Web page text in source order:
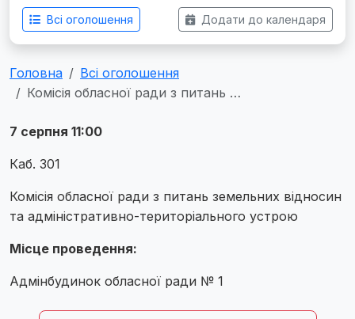
Всі оголошення Додати до календаря
Головна
Всі оголошення
Комісія обласної ради з питань …
7 серпня 11:00
Каб. 301
Комісія обласної ради з питань земельних відносин
та адміністративно-територіального устрою
Місце проведення:
Адмінбудинок обласної ради № 1